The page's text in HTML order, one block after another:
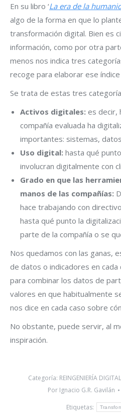
En su libro ‘La era de la
algo de la forma en que lo
transformación digital. Bien es
información, como por otra
menos nos indica tres
recoge para elaborar ese
Se trata de estas tres
Activos digitales: es decir,
compañía evaluada ha
importantes: sistemas,
Uso digital: hasta qué
involucran digitalmente con
Grado en que las
manos de las compañías:
hace trabajando con
hasta qué punto la
parte de la compañía o se
Nos quedamos con las ganas,
de datos o indicadores en
para combinar los datos de
valores en que habitualmente
nos dice en cada caso sobre
No obstante, puede servir, al
inspiración.
Categoría: REINGENIERÍA DIGITAL
Por Ignacio G.R. Gavilán
Etiquetas: